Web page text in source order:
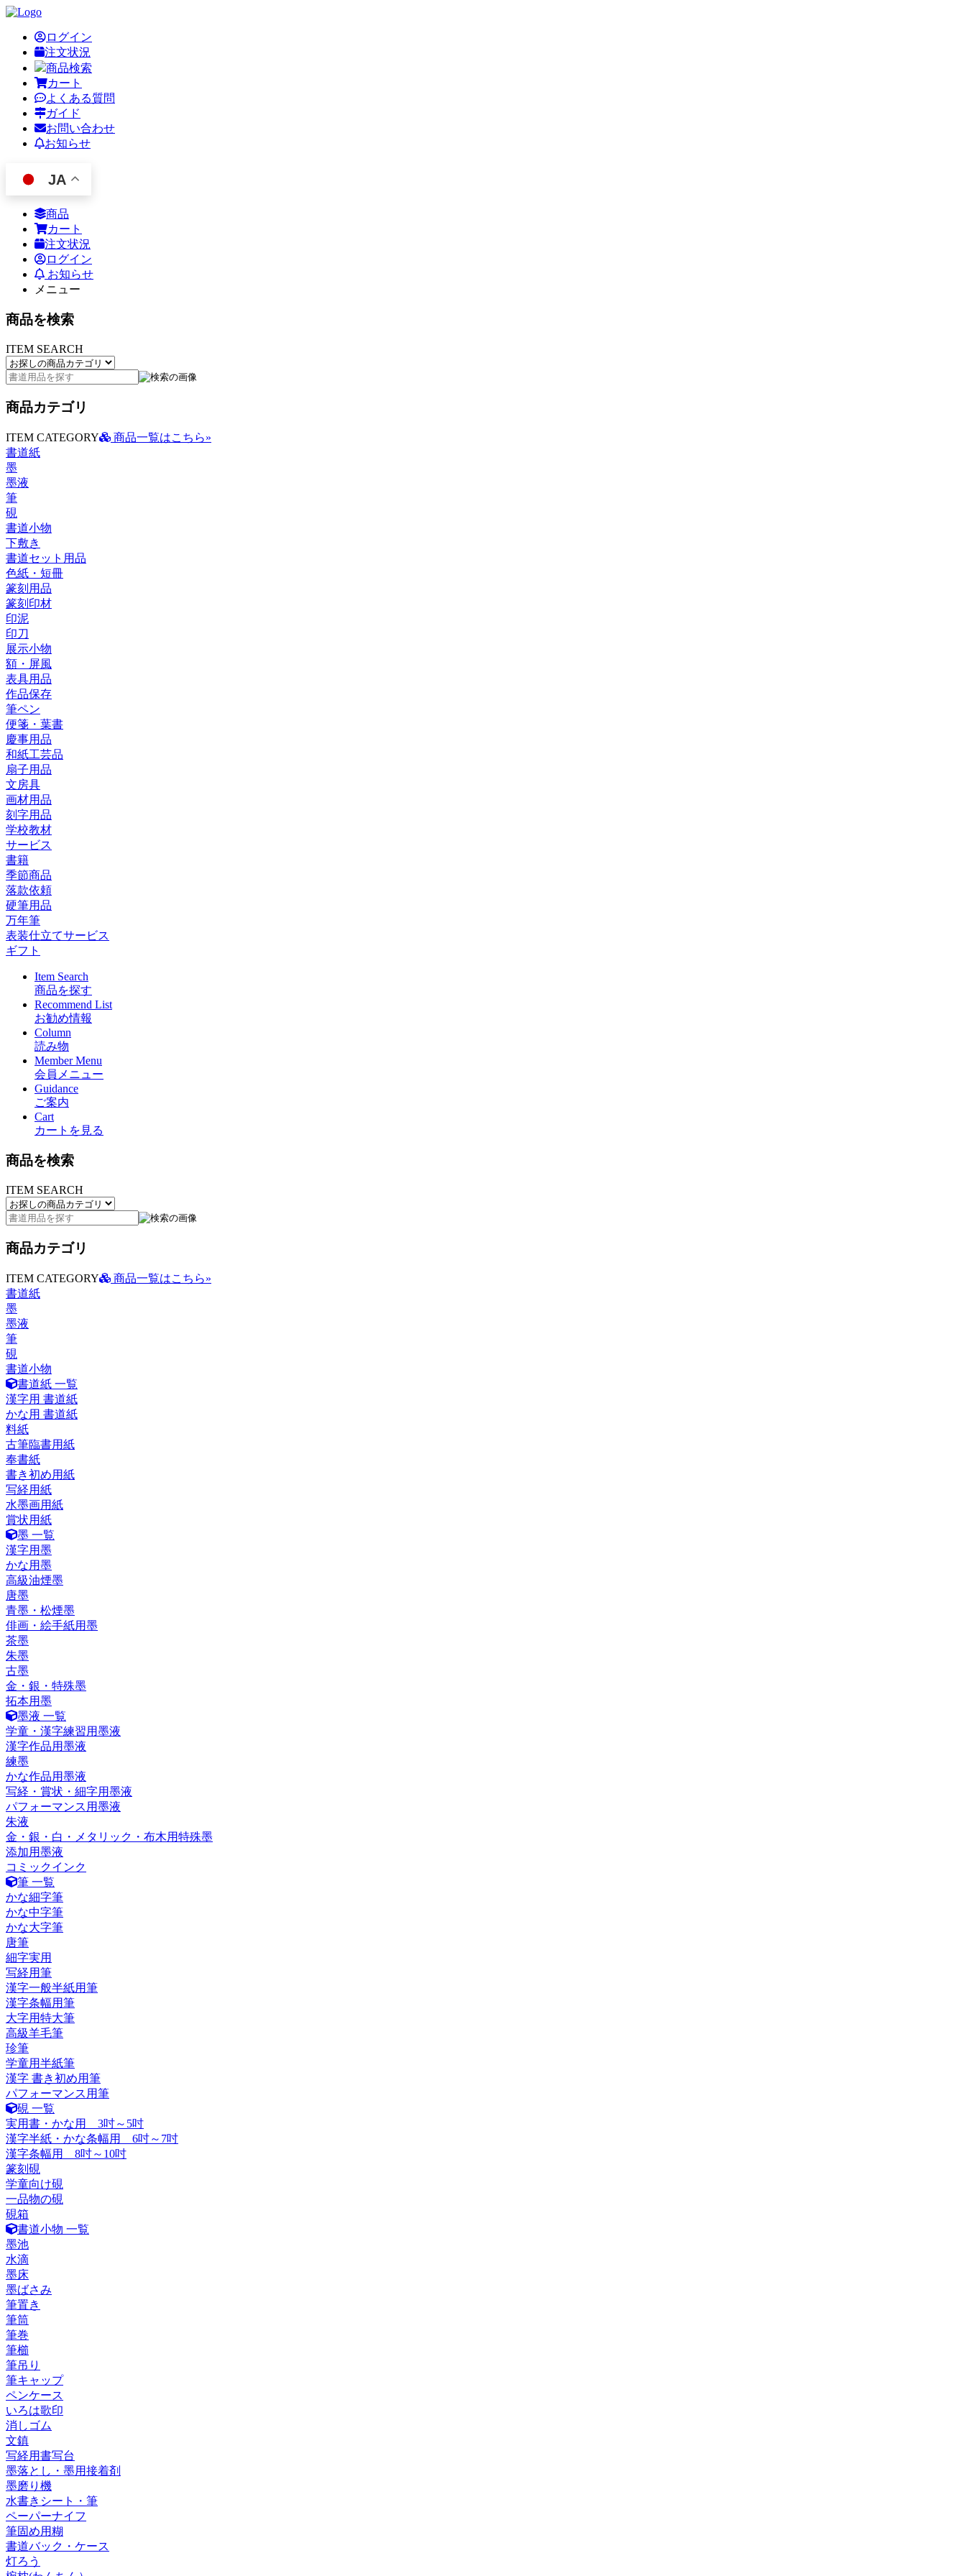
ログイン
注文状況
商品検索
カート
よくある質問
ガイド
お問い合わせ
お知らせ
JA
商品
カート
注文状況
ログイン
お知らせ
メニュー
商品を検索
ITEM SEARCH
商品カテゴリ
ITEM CATEGORY
商品一覧はこちら»
書道紙
墨
墨液
筆
硯
書道小物
下敷き
書道セット用品
色紙・短冊
篆刻用品
篆刻印材
印泥
印刀
展示小物
額・屏風
表具用品
作品保存
筆ペン
便箋・葉書
慶事用品
和紙工芸品
扇子用品
文房具
画材用品
刻字用品
学校教材
サービス
書籍
季節商品
落款依頼
硬筆用品
万年筆
表装仕立てサービス
ギフト
Item Search
商品を探す
Recommend List
お勧め情報
Column
読み物
Member Menu
会員メニュー
Guidance
ご案内
Cart
カートを見る
商品を検索
ITEM SEARCH
商品カテゴリ
ITEM CATEGORY
商品一覧はこちら»
書道紙
墨
墨液
筆
硯
書道小物
書道紙 一覧
漢字用 書道紙
かな用 書道紙
料紙
古筆臨書用紙
奉書紙
書き初め用紙
写経用紙
水墨画用紙
賞状用紙
墨 一覧
漢字用墨
かな用墨
高級油煙墨
唐墨
青墨・松煙墨
俳画・絵手紙用墨
茶墨
朱墨
古墨
金・銀・特殊墨
拓本用墨
墨液 一覧
学童・漢字練習用墨液
漢字作品用墨液
練墨
かな作品用墨液
写経・賞状・細字用墨液
パフォーマンス用墨液
朱液
金・銀・白・メタリック・布木用特殊墨
添加用墨液
コミックインク
筆 一覧
かな細字筆
かな中字筆
かな大字筆
唐筆
細字実用
写経用筆
漢字一般半紙用筆
漢字条幅用筆
大字用特大筆
高級羊毛筆
珍筆
学童用半紙筆
漢字 書き初め用筆
パフォーマンス用筆
硯 一覧
実用書・かな用 3吋～5吋
漢字半紙・かな条幅用 6吋～7吋
漢字条幅用 8吋～10吋
篆刻硯
学童向け硯
一品物の硯
硯箱
書道小物 一覧
墨池
水滴
墨床
墨ばさみ
筆置き
筆筒
筆巻
筆櫛
筆吊り
筆キャップ
ペンケース
いろは歌印
消しゴム
文鎮
写経用書写台
墨落とし・墨用接着剤
墨磨り機
水書きシート・筆
ペーパーナイフ
筆固め用糊
書道バック・ケース
灯ろう